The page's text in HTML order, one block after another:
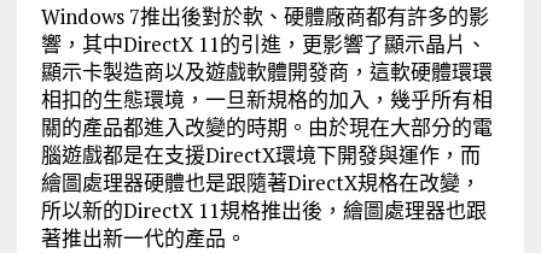
Windows 7推出後對於軟、硬體廠商都有許多的影
響，其中DirectX 11的引進，更影響了顯示晶片、
顯示卡製造商以及遊戲軟體開發商，這軟硬體環環
相扣的生態環境，一旦新規格的加入，幾乎所有相
關的產品都進入改變的時期。由於現在大部分的電
腦遊戲都是在支援DirectX環境下開發與運作，而
繪圖處理器硬體也是跟隨著DirectX規格在改變，
所以新的DirectX 11規格推出後，繪圖處理器也跟
著推出新一代的產品。